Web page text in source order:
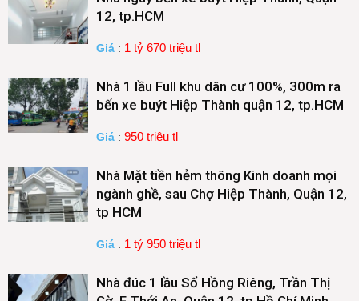
12, tp.HCM
Giá : 1 tỷ 670 triệu tl
Nhà 1 lầu Full khu dân cư 100%, 300m ra
bến xe buýt Hiệp Thành quận 12, tp.HCM
Giá : 950 triệu tl
Nhà Mặt tiền hẻm thông Kinh doanh mọi
ngành ghề, sau Chợ Hiệp Thành, Quận 12,
tp HCM
Giá : 1 tỷ 950 triệu tl
Nhà đúc 1 lầu Sổ Hồng Riêng, Trần Thị